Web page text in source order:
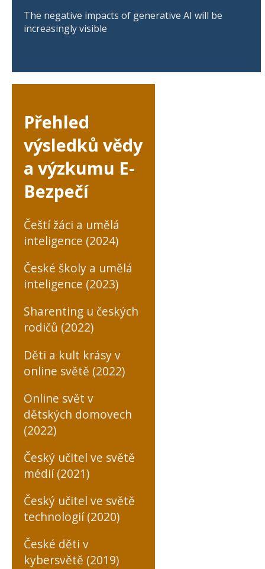
The negative impacts of generative AI will be
increasingly visible
Přehled
výsledků vědy
a výzkumu E-
Bezpečí
Čeští žáci a umělá
inteligence (2024)
České školy a umělá
inteligence (2023)
Sharenting u českých
rodičů (2022)
Děti a kult krásy v
online světě (2022)
Online svět v
dětských domovech
(2022)
Český učitel ve světě
médií (2021)
Český učitel ve světě
technologií (2020)
České děti v
kybersvětě (2019)